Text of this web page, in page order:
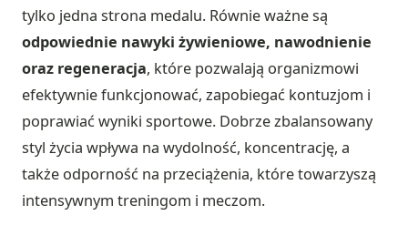
tylko jedna strona medalu. Równie ważne są
odpowiednie nawyki żywieniowe, nawodnienie
oraz regeneracja, które pozwalają organizmowi
efektywnie funkcjonować, zapobiegać kontuzjom i
poprawiać wyniki sportowe. Dobrze zbalansowany
styl życia wpływa na wydolność, koncentrację, a
także odporność na przeciążenia, które towarzyszą
intensywnym treningom i meczom.